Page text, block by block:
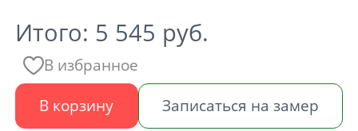
Итого: 5 545 руб.
В избранное
В корзину
Записаться на замер